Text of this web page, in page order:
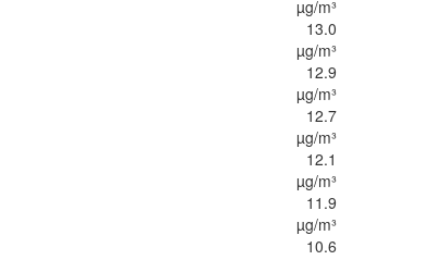
µg/m³
13.0
µg/m³
12.9
µg/m³
12.7
µg/m³
12.1
µg/m³
11.9
µg/m³
10.6